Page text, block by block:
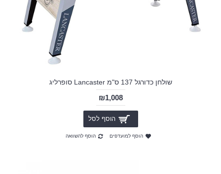
שולחן כדורגל 137 ס"מ Lancaster סופרליג
₪1,008
הוסף לסל
הוסף למועדפים הוסף להשוואה